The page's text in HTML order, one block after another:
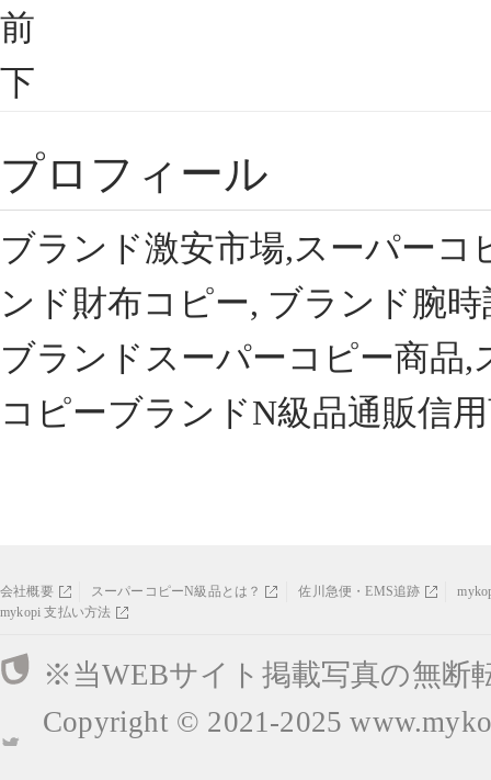
前
下
プロフィール
ブランド激安市場,スーパー
ンド財布コピー, ブランド腕
ブランドスーパーコピー商品
コピーブランドN級品通販信
会社概要 スーパーコピーN級品とは？ 佐川急便・EMS追跡
mykopi 支払い方法
※当WEBサイト掲載写真の無断
Copyright © 2021-2025